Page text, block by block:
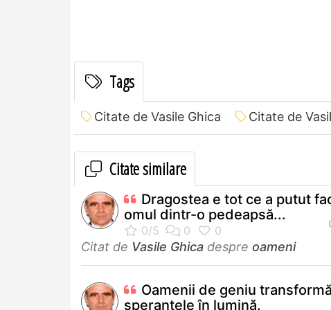
Tags
Citate de Vasile Ghica Citate de
Citate similare
Dragostea e tot ce a putut
omul dintr-o pedeapsă...
Citat de Vasile Ghica despre oameni
Oamenii de geniu transformă
speranţele în lumină.